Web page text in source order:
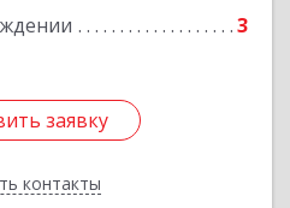
3
заявку
контакты
Подробнее
заявку